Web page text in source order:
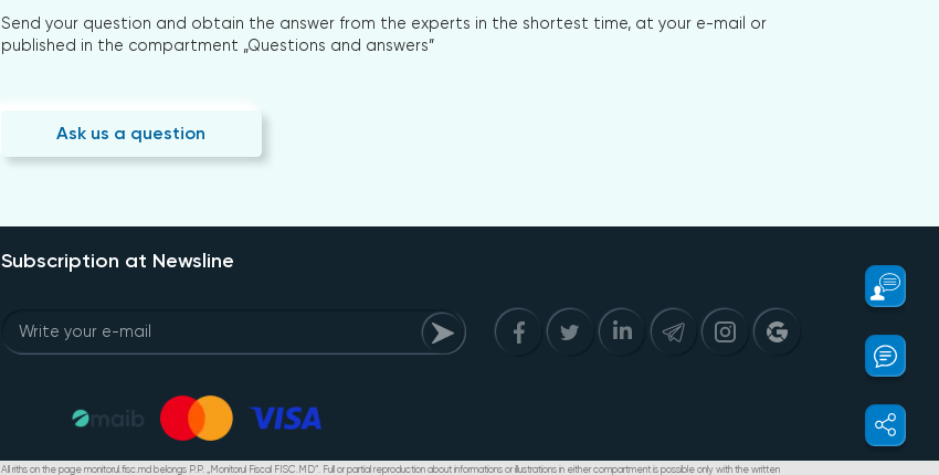
Send your question and obtain the answer from the experts in the shortest time, at your e-mail or
published in the compartment „Questions and answers”
Ask us a question
Subscription at Newsline
All riths on the page monitorul.fisc.md belongs P.P. „Monitorul Fiscal FISC.MD”. Full or partial reproduction about informations or illustrations in either compartment is possible only with the written